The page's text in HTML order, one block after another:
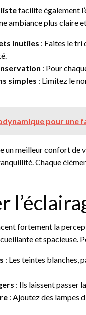
facilite également
ambiance plus claire
inutiles : Faites le tri
: Pour
simples : Limitez le
pour une
un meilleur confort de
Chaque
fortement la
et spacieuse.
: Les teintes blanches,
: Ils laissent passer
: Ajoutez des lampes